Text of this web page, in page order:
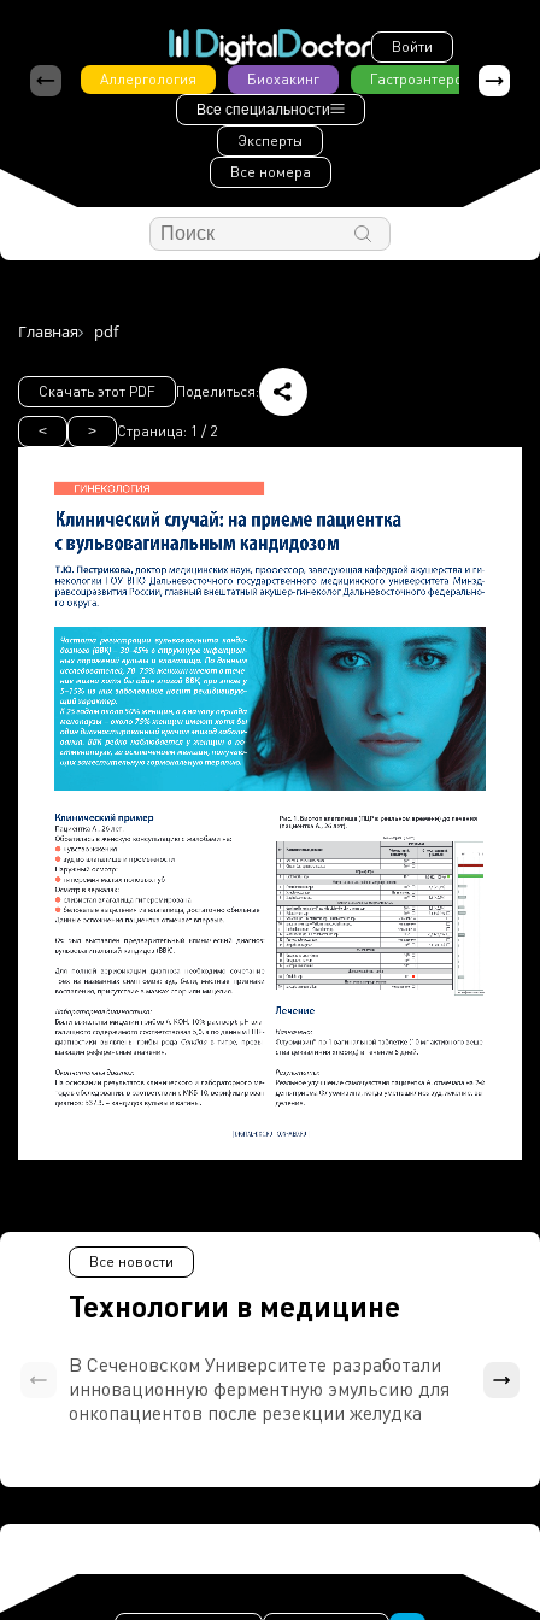
Войти
Аллергология
Биохакинг Гастроэнтерология
Все специальности
Эксперты
Все номера
Главная pdf
< > Страница: 1 / 2
Скачать этот PDF Поделиться:
Технологии в медицине
Все новости
В Сеченовском Университете разработали
инновационную ферментную эмульсию для
онкопациентов после резекции желудка